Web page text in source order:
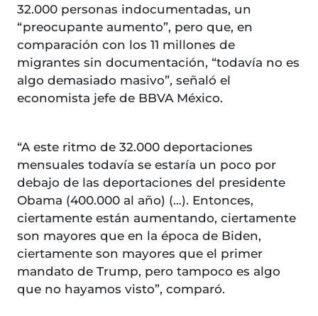
32.000 personas indocumentadas, un
“preocupante aumento”, pero que, en
comparación con los 11 millones de
migrantes sin documentación, “todavía no es
algo demasiado masivo”, señaló el
economista jefe de BBVA México.
“A este ritmo de 32.000 deportaciones
mensuales todavía se estaría un poco por
debajo de las deportaciones del presidente
Obama (400.000 al año) (…). Entonces,
ciertamente están aumentando, ciertamente
son mayores que en la época de Biden,
ciertamente son mayores que el primer
mandato de Trump, pero tampoco es algo
que no hayamos visto”, comparó.